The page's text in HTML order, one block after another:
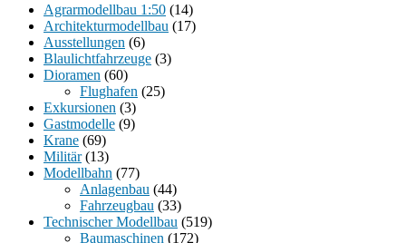
Agrarmodellbau 1:50 (14)
Architekturmodellbau (17)
Ausstellungen (6)
Blaulichtfahrzeuge (3)
Dioramen (60)
Flughafen (25)
Exkursionen (3)
Gastmodelle (9)
Krane (69)
Militär(13)
Modellbahn (77)
Anlagenbau (44)
Fahrzeugbau (33)
Technischer Modellbau (519)
Baumaschinen (172)